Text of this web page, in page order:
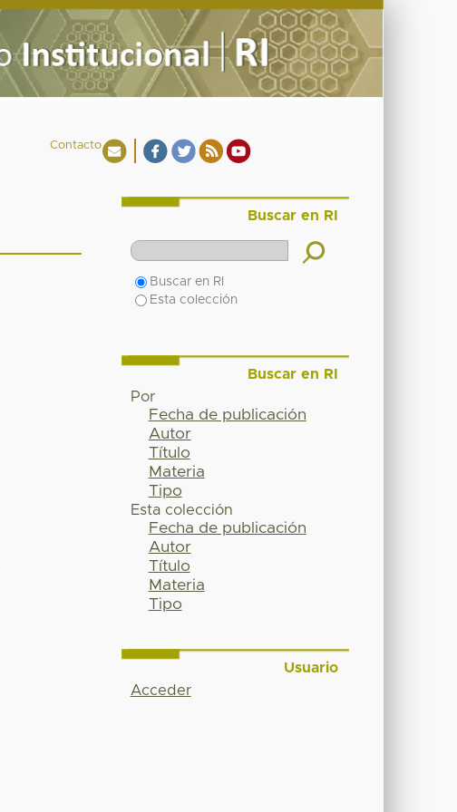
Contacto
Buscar en RI
Buscar en RI
Esta colección
Buscar en RI
Por
Fecha de publicación
Autor
Título
Materia
Tipo
Esta colección
Fecha de publicación
Autor
Título
Materia
Tipo
Usuario
Acceder